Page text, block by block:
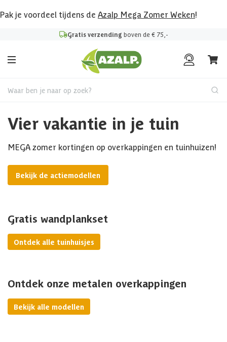
Pak je voordeel tijdens de Azalp Mega Zomer Weken!
Gratis verzending boven de € 75,-
Waar ben je naar op zoek?
Vier vakantie in je tuin
MEGA zomer kortingen op overkappingen en tuinhuizen!
Bekijk de actiemodellen
Gratis wandplankset
Ontdek alle tuinhuisjes
Ontdek onze metalen overkappingen
Bekijk alle modellen